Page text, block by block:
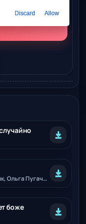
Екатерина Резанова, Миша Гонщик, Ольга Пугачёва, Аркадий Лунëв
боже
Discard Allow